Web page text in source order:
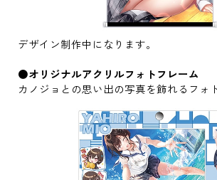
デザイン制作中になります。
●オリジナルアクリルフォトフレーム
カノジョとの思い出の写真を飾れるフォ